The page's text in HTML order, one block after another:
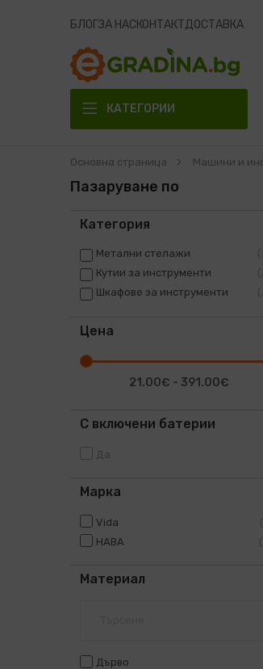
БЛОГЗА НАСКОНТАКТДОСТАВКА
КАТЕГОРИИ
Основна страница Машини и
Пазаруване по
Категория
Метални стелажи
Кутии за инструменти
Шкафове за инструменти
Цена
21.00€ - 391.00€
С включени батерии
Да
Марка
Vida
HABA
Материал
Дърво